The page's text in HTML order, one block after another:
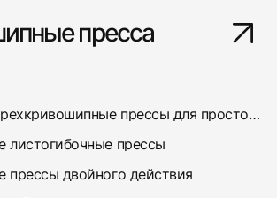
пресса
Двух- и четырехкривошипные прессы для простого действия
листогибочные прессы
прессы двойного действия